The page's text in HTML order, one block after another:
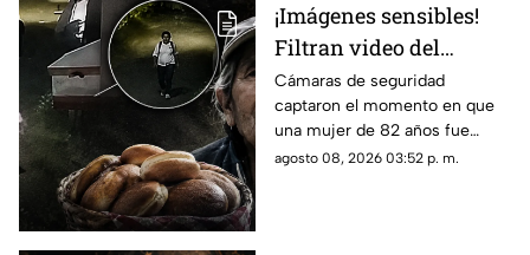
¡Imágenes sensibles!
Filtran video del
asesinato de abuelita
vendedora de cemitas
en Puebla: le robaron
unos pesos
Cámaras de seguridad
captaron el momento en que
una mujer de 82 años fue
asesinada al regresar de
agosto 08, 2026 03:52 p. m.